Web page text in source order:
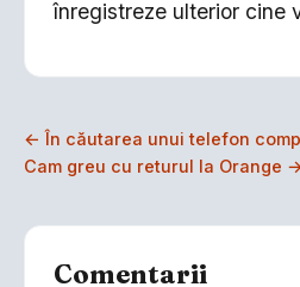
înregistreze ulterior cine
← În căutarea unui telefon
Cam greu cu returul la Orange
Comentarii